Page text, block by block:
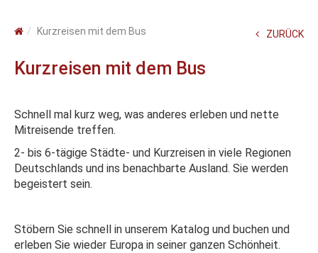
Kurzreisen mit dem Bus ZURÜCK
Kurzreisen mit dem Bus
Schnell mal kurz weg, was anderes erleben und nette
Mitreisende treffen.
2- bis 6-tägige Städte- und Kurzreisen in viele Regionen
Deutschlands und ins benachbarte Ausland. Sie werden
begeistert sein.
Stöbern Sie schnell in unserem Katalog und buchen und
erleben Sie wieder Europa in seiner ganzen Schönheit.